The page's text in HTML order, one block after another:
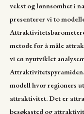
vekst og lønnsomhet i
presenterer vi to
metode for å måle
vi en nyutviklet
modell hvor regioners
attraktivitet. Det er
besøkssted og